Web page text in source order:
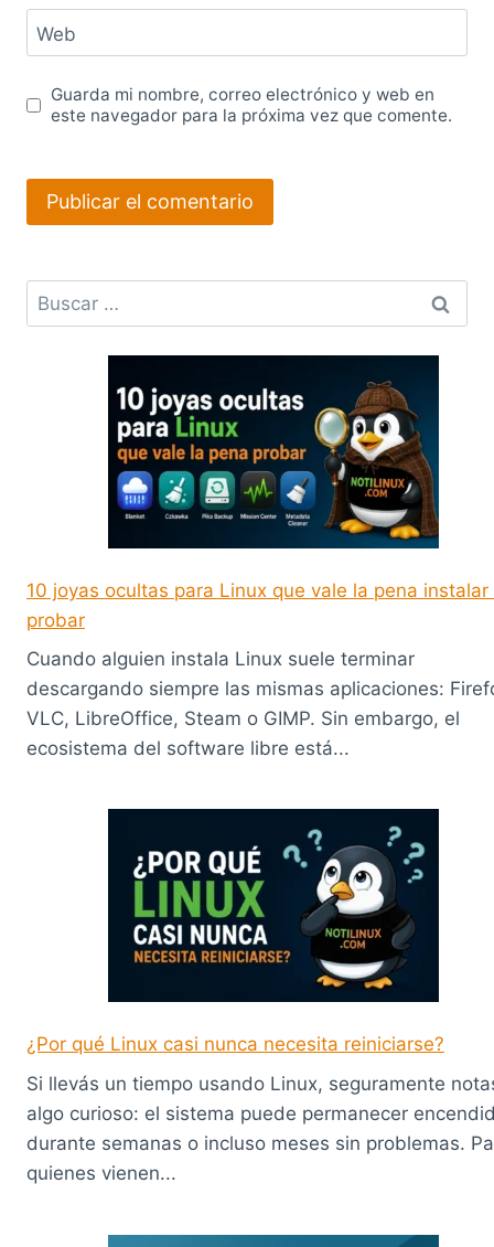
Web
Guarda mi nombre, correo electrónico y web en
este navegador para la próxima vez que comente.
Buscar:
10 joyas ocultas para Linux que vale la pena instalar
probar
Cuando alguien instala Linux suele terminar
descargando siempre las mismas aplicaciones:
VLC, LibreOffice, Steam o GIMP. Sin embargo, el
ecosistema del software libre está...
¿Por qué Linux casi nunca necesita reiniciarse?
Si llevás un tiempo usando Linux, seguramente
algo curioso: el sistema puede permanecer
durante semanas o incluso meses sin problemas.
quienes vienen...